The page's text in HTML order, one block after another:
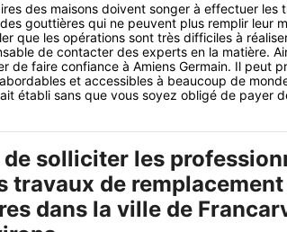
des maisons doivent songer à effectuer les
gouttières qui ne peuvent plus remplir leur
que les opérations sont très difficiles à
de contacter des experts en la matière.
de faire confiance à Amiens Germain. Il peut
et accessibles à beaucoup de
établi sans que vous soyez obligé de payer
solliciter les
travaux de remplacement
dans la ville de